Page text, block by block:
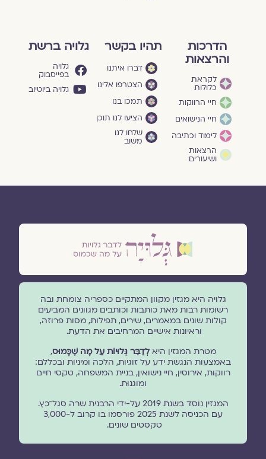
הדרכות
והרצאות
לקראת
כלולות
חיי הרווקות
חיי הנישואים
לימוד וכתיבה
הרצאות
ושיעורים
תהיו בקשר
דברו איתנו
הצטרפו אלינו
תמכו בנו
הציעו לנו תוכן
שלחו לנו
משוב
גלויה ברשת
גלויה
בפייסבוק
גלויה ביוטיוב
גלויה היא מגזין מקוון המתקיים כספריה צומחת ובה
רשומות רבות מאת כותבות וכותבים מגוונים המביעים
קולות שונים במאמרים, שירים, תפילות, מסות פרוזה,
וראיונות אישיים המרחיבים את הדעת.
מטרת המגזין היאלְדַבֵּר גְּלוּיוֹת עַל מָה שֶׁכָּמוּס,
באמצעות הנגשת ידע על זוגיות, הלכה ומיניות ובכללם:
רווקות, אירוסין, חיי נישואין, בניית המשפחה, טקסי חיים
ומוגנוּת.
המגזין נוסד בשנת 2019 על-ידי הרבנית שרה סגל־כץ.
עם הכניסה לשנת 2025 פורסמו בו קרוב ל-3,000
טקסטים שונים.